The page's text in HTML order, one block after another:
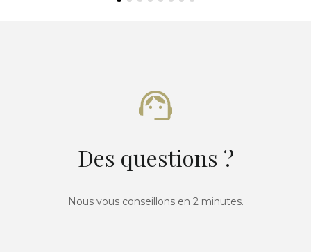
Des questions ?
Nous vous conseillons en 2 minutes.